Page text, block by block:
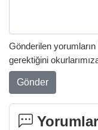
Gönderilen
gerektiğini
Gönder